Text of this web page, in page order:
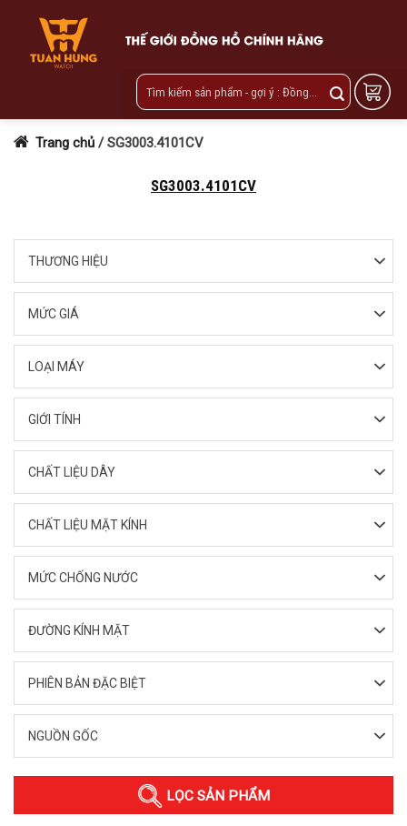
content
Trang chủ /SG3003.4101CV
SG3003.4101CV
THƯƠNG HIỆU
MỨC GIÁ
LOẠI MÁY
GIỚI TÍNH
CHẤT LIỆU DÂY
CHẤT LIỆU MẶT KÍNH
MỨC CHỐNG NƯỚC
ĐƯỜNG KÍNH MẶT
PHIÊN BẢN ĐẶC BIỆT
NGUỒN GỐC
LỌC SẢN PHẨM